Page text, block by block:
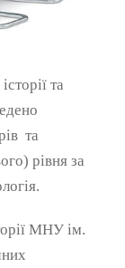
історії та
та
рівня за
.
МНУ ім.